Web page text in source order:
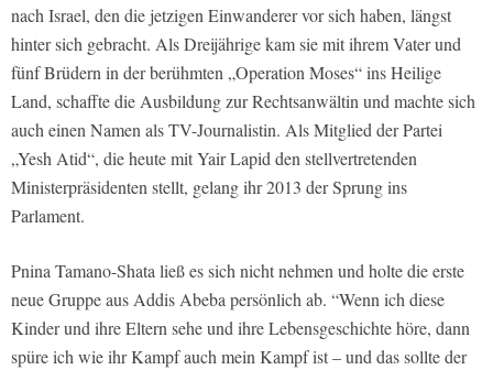
nach Israel, den die jetzigen Einwanderer vor sich haben, längst
hinter sich gebracht. Als Dreijährige kam sie mit ihrem Vater und
fünf Brüdern in der berühmten „Operation Moses“ ins Heilige
Land, schaffte die Ausbildung zur Rechtsanwältin und machte sich
auch einen Namen als TV-Journalistin. Als Mitglied der Partei
„Yesh Atid“, die heute mit Yair Lapid den stellvertretenden
Ministerpräsidenten stellt, gelang ihr 2013 der Sprung ins
Parlament.
Pnina Tamano-Shata ließ es sich nicht nehmen und holte die erste
neue Gruppe aus Addis Abeba persönlich ab. “Wenn ich diese
Kinder und ihre Eltern sehe und ihre Lebensgeschichte höre, dann
spüre ich wie ihr Kampf auch mein Kampf ist – und das sollte der